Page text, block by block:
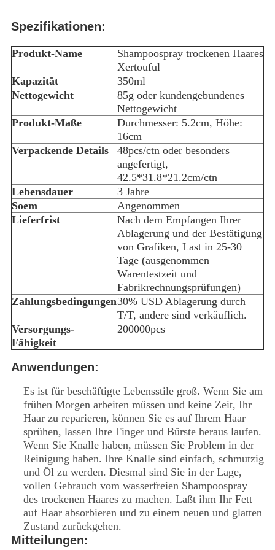
Spezifikationen:
Produkt-Name
Shampoospray trockenen Haares
Xertouful
Kapazität
350ml
Nettogewicht
85g oder kundengebundenes
Nettogewicht
Produkt-Maße
Durchmesser: 5.2cm, Höhe:
16cm
Verpackende Details
48pcs/ctn oder besonders
angefertigt,
42.5*31.8*21.2cm/ctn
Lebensdauer
3 Jahre
Soem
Angenommen
Lieferfrist
Nach dem Empfangen Ihrer
Ablagerung und der Bestätigung
von Grafiken, Last in 25-30
Tage (ausgenommen
Warentestzeit und
Fabrikrechnungsprüfungen)
Zahlungsbedingungen30% USD Ablagerung durch
T/T, andere sind verkäuflich.
Versorgungs-
Fähigkeit
200000pcs
Anwendungen:
Es ist für beschäftigte Lebensstile groß. Wenn Sie am
frühen Morgen arbeiten müssen und keine Zeit, Ihr
Haar zu reparieren, können Sie es auf Ihrem Haar
sprühen, lassen Ihre Finger und Bürste heraus laufen.
Wenn Sie Knalle haben, müssen Sie Problem in der
Reinigung haben. Ihre Knalle sind einfach, schmutzig
und Öl zu werden. Diesmal sind Sie in der Lage,
vollen Gebrauch vom wasserfreien Shampoospray
des trockenen Haares zu machen. Laßt ihm Ihr Fett
auf Haar absorbieren und zu einem neuen und glatten
Zustand zurückgehen.
Mitteilungen: